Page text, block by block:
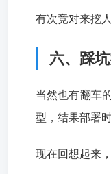
有次竞对来挖
六、踩
当然也有翻车
型，结果部署
现在回想起来